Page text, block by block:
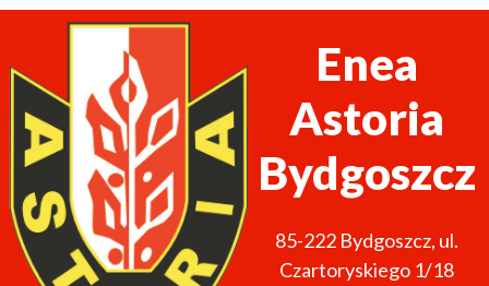
Enea
Astoria
Bydgoszcz
85-222 Bydgoszcz, ul.
Czartoryskiego 1/18